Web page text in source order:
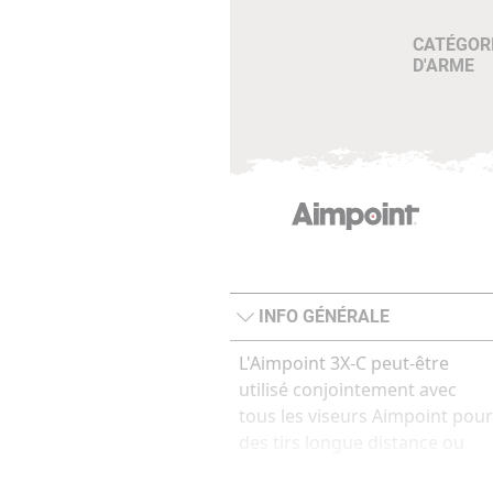
D'ARME
INFO GÉNÉRALE
L'Aimpoint 3X-C peut-être
utilisé conjointement avec
tous les viseurs Aimpoint pour